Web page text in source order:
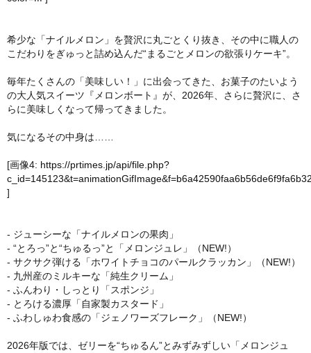
希少な「ナイルメロン」を贅沢に丸ごとくり抜き、その中に職人の
こだわりをぎゅっと詰め込んだ“まるごとメロンの欲張りケーキ”。
毎年たくさんの「美味しい！」に出会ってきた、お菓子のたいよう
の大人気スイーツ『メロンボート』が、2026年、さらに贅沢に、さ
らに美味しくなって帰ってきました。
気になるその中身は……
[画像4: https://prtimes.jp/api/file.php?
]
- ジューシーな「ナイルメロンの果肉」
- “とろっ”と“ちゅるっ”と「メロンジュレ」（NEW!）
- サクサク弾ける「ホワイトチョコのパールクラッカン」（NEW!）
- 九州産のミルキーな「純生クリーム」
- ふんわり・しっとり「スポンジ」
- とろける濃厚「自家製カスタード」
- ふわしゅわ食感の「ジェノワーズフレーク」（NEW!）
2026年版では、ゼリーを“ちゅるん”とみずみずしい「メロンジュ